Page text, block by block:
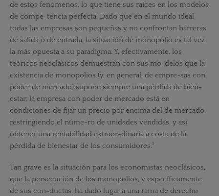
de estos fenómenos, lo que tiene sus raíces en los modelos
de compe-tencia perfecta. Dado que en el mundo ideal
todas las empresas son pequeñas y no confrontan barreras
de salida o de entrada, la situación de monopolio es tal vez
la más opuesta a su paradigma. Y, efectivamente, los
teóricos neoclásicos demuestran con sus mo-delos que la
existencia de monopolios (y, en general, de empre-sas con
poder de mercado) supone siempre una pérdida de bien-
estar: la empresa con poder de mercado está en
condiciones de fijar un precio por encima del de mercado,
restringiendo el núme-ro de unidades vendidas, y así
obtener una rentabilidad extraor-dinaria a costa de la
pérdida de bienestar de los consumidores.1
Tan grave es la situación para los economistas neoclásicos,
que la persecución de los monopolios, y específicamente
de sus con-ductas, ha dado lugar a una rama de derecho